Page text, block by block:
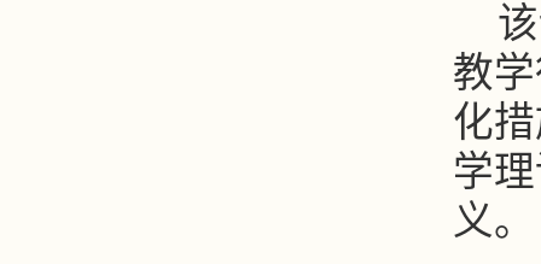
教
化
学
义。